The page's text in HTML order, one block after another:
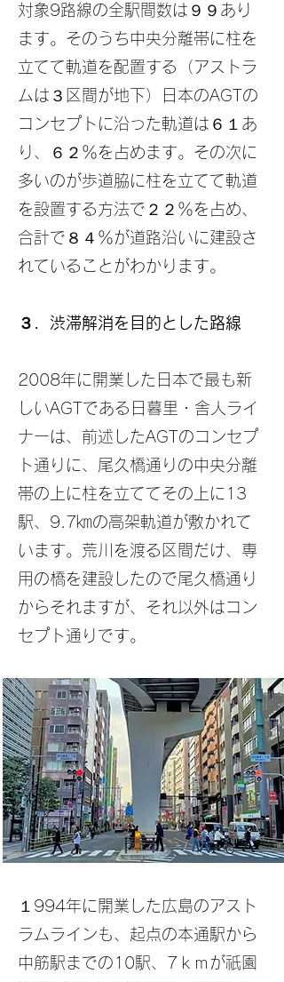
対象9路線の全駅間数は９９あり
ます。そのうち中央分離帯に柱を
立てて軌道を配置する（アストラ
ムは３区間が地下）日本のAGTの
コンセプトに沿った軌道は６１あ
り、６２％を占めます。その次に
多いのが歩道脇に柱を立てて軌道
を設置する方法で２２％を占め、
合計で８４％が道路沿いに建設さ
れていることがわかります。
３．渋滞解消を目的とした路線
2008年に開業した日本で最も新
しいAGTである日暮里・ 舎人ライ
ナーは、前述したAGTのコンセプ
ト通りに、尾久橋通りの中央分離
帯の上に柱を立ててその上に13
駅、9.7㎞の高架軌道が敷かれて
います。荒川を渡る区間だけ、専
用の橋を建設したので尾久橋通り
からそれますが、それ以外はコン
セプト通りです。
１994年に開業した広島のアスト
ラムラインも、起点の本通駅から
中筋駅までの10駅、7ｋｍが祇園